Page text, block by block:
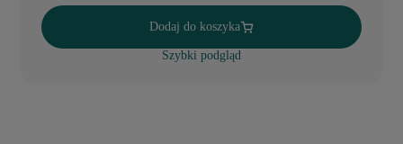
Dodaj do koszyka
Szybki podgląd